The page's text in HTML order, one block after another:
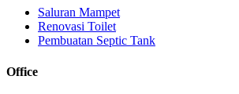
Saluran Mampet
Renovasi Toilet
Pembuatan Septic Tank
Office